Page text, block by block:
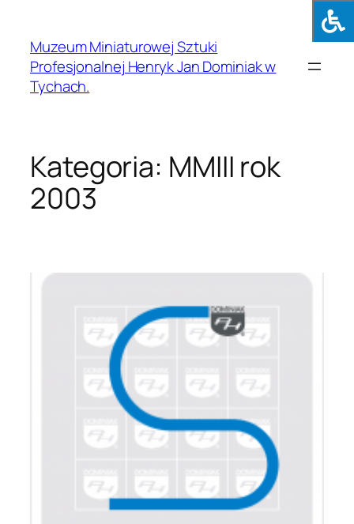
Muzeum Miniaturowej Sztuki
Profesjonalnej Henryk Jan Dominiak w
Tychach.
Kategoria: MMIII rok
2003